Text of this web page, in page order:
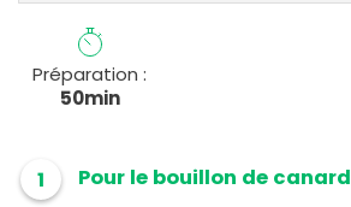
Préparation :
50min
1
Pour le bouillon de canard